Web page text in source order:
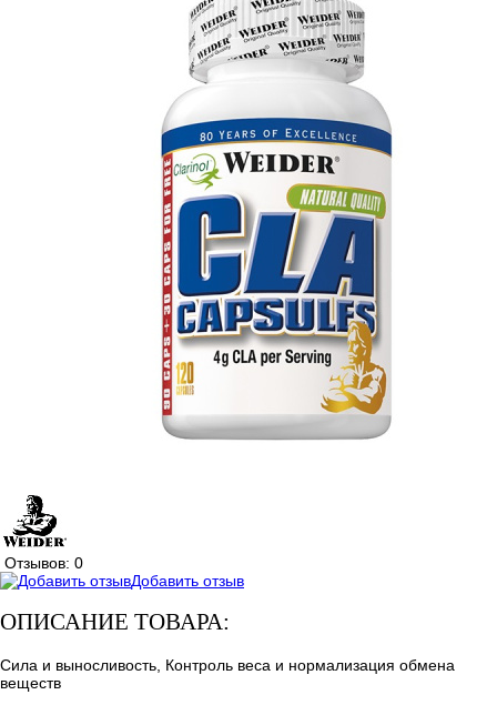
Отзывов: 0
Добавить отзыв
ОПИСАНИЕ ТОВАРА:
Сила и выносливость, Контроль веса и нормализация обмена
веществ